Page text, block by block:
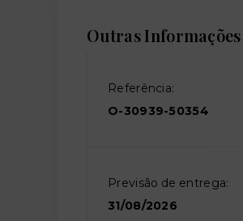
Outras Informações
Referência:
O-30939-50354
Previsão de entrega:
31/08/2026